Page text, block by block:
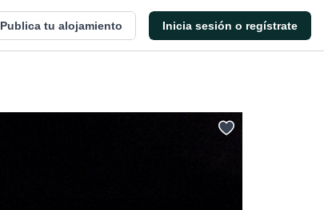
Publica tu alojamiento Inicia sesión o regístrate